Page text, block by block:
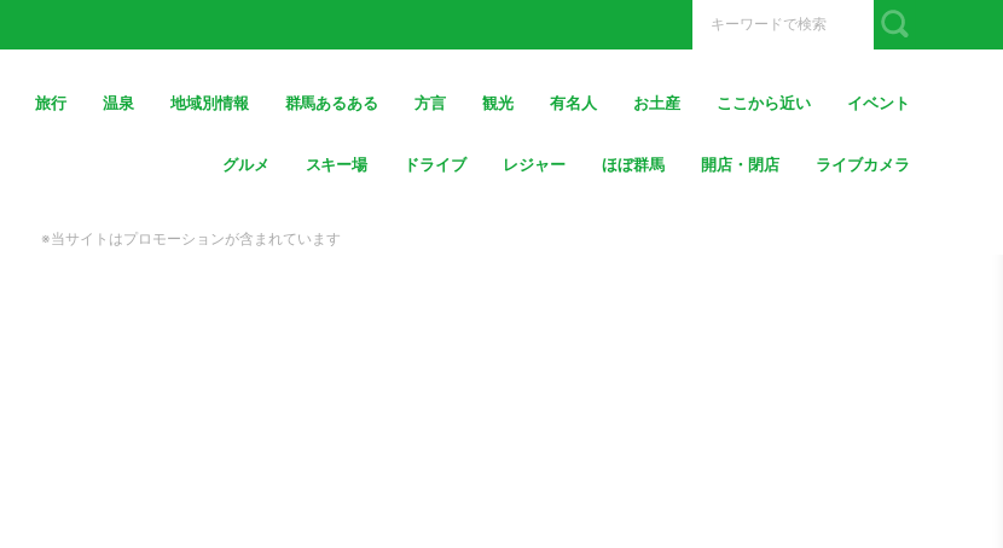
旅行 温泉 地域別情報 群馬あるある 方言 観光 有名人 お土産 ここから近い イベント
グルメ スキー場 ドライブ レジャー ほぼ群馬 開店・閉店 ライブカメラ
※当サイトはプロモーションが含まれています